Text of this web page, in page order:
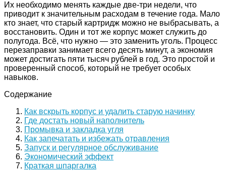
Их необходимо менять каждые две-три недели, что
приводит к значительным расходам в течение года. Мало
кто знает, что старый картридж можно не выбрасывать, а
восстановить. Один и тот же корпус может служить до
полугода. Всё, что нужно — это заменить уголь. Процесс
перезаправки занимает всего десять минут, а экономия
может достигать пяти тысяч рублей в год. Это простой и
проверенный способ, который не требует особых
навыков.
Содержание
Как вскрыть корпус и удалить старую начинку
Где достать новый наполнитель
Промывка и закладка угля
Как запечатать и избежать отравления
Запуск и регулярное обслуживание
Экономический эффект
Краткая шпаргалка